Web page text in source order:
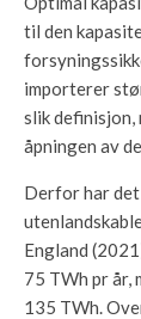
til den
importerer
slik definisjon,
åpningen av
Derfor har
England
75 TWh pr år,
135 TWh.